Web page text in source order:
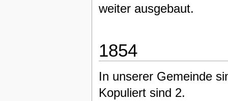
weiter ausgebaut.
1854
In unserer Gemeinde
Kopuliert sind 2.